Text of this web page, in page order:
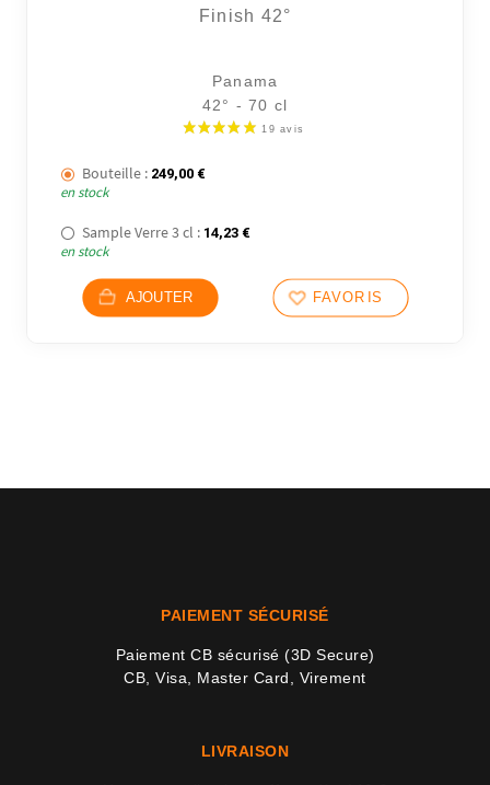
Finish 42°
Panama
42° - 70 cl
Bouteille : 249,00 €
en stock
Sample Verre 3 cl : 14,23 €
en stock
AJOUTER FAVORIS
PAIEMENT SÉCURISÉ
Paiement CB sécurisé (3D Secure)
CB, Visa, Master Card, Virement
LIVRAISON